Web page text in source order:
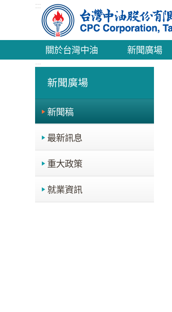
跳到主要內容區塊
:::
關於台灣中油 新聞廣場
:::
新聞廣場
新聞稿
最新訊息
重大政策
就業資訊